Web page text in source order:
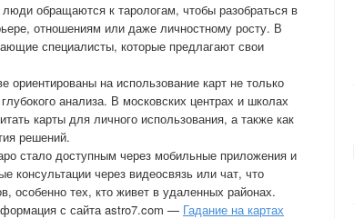
обращаются к тарологам, чтобы разобраться в
отношениям или даже личностному росту. В
специалисты, которые предлагают свои
на использование карт не только
анализа. В московских центрах и школах
карты для личного использования, а также как
решений.
стало доступным через мобильные приложения и
консультации через видеосвязь или чат, что
особенно тех, кто живет в удаленных районах.
с сайта astro7.com — Гадание на картах